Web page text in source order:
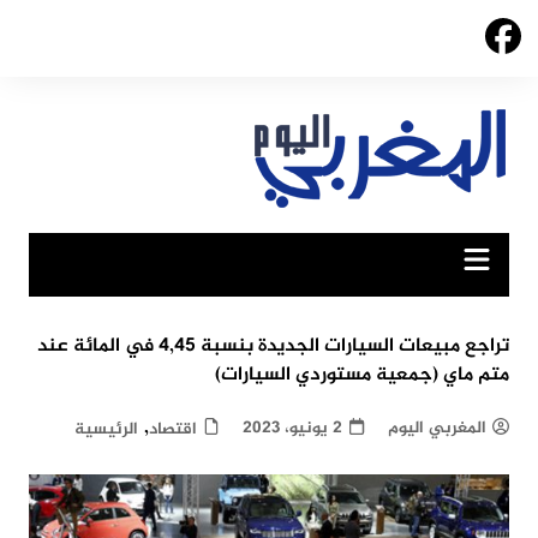
Skip
تراجع مبيعات السيارات الجديدة بنسبة 4,45 في المائة عند
متم ماي (جمعية مستوردي السيارات)
المغربي اليوم 2 يونيو، 2023 اقتصاد, الرئيسية